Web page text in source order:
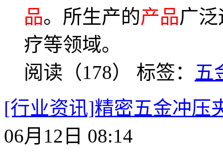
品。所生产的产品广
疗等领域。
阅读（178） 标签： 五
[行业资讯]精密五金冲压
06月12日 08:14